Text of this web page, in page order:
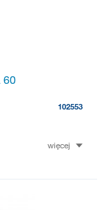
60
102553
więcej